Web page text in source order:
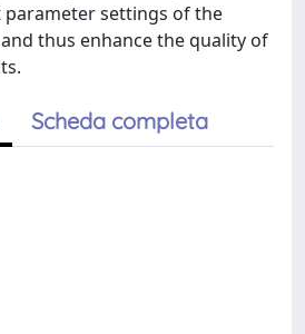
settings of the
thus enhance the quality of
Scheda completa